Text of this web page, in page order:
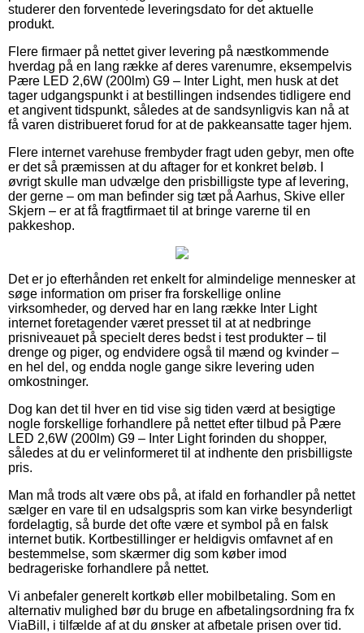
studerer den forventede leveringsdato for det aktuelle
produkt.
Flere firmaer på nettet giver levering på næstkommende
hverdag på en lang række af deres varenumre, eksempelvis
Pære LED 2,6W (200lm) G9 – Inter Light, men husk at det
tager udgangspunkt i at bestillingen indsendes tidligere end
et angivent tidspunkt, således at de sandsynligvis kan nå at
få varen distribueret forud for at de pakkeansatte tager hjem.
Flere internet varehuse frembyder fragt uden gebyr, men ofte
er det så præmissen at du aftager for et konkret beløb. I
øvrigt skulle man udvælge den prisbilligste type af levering,
der gerne – om man befinder sig tæt på Aarhus, Skive eller
Skjern – er at få fragtfirmaet til at bringe varerne til en
pakkeshop.
Det er jo efterhånden ret enkelt for almindelige mennesker at
søge information om priser fra forskellige online
virksomheder, og derved har en lang række Inter Light
internet foretagender været presset til at at nedbringe
prisniveauet på specielt deres bedst i test produkter – til
drenge og piger, og endvidere også til mænd og kvinder –
en hel del, og endda nogle gange sikre levering uden
omkostninger.
Dog kan det til hver en tid vise sig tiden værd at besigtige
nogle forskellige forhandlere på nettet efter tilbud på Pære
LED 2,6W (200lm) G9 – Inter Light forinden du shopper,
således at du er velinformeret til at indhente den prisbilligste
pris.
Man må trods alt være obs på, at ifald en forhandler på nettet
sælger en vare til en udsalgspris som kan virke besynderligt
fordelagtig, så burde det ofte være et symbol på en falsk
internet butik. Kortbestillinger er heldigvis omfavnet af en
bestemmelse, som skærmer dig som køber imod
bedrageriske forhandlere på nettet.
Vi anbefaler generelt kortkøb eller mobilbetaling. Som en
alternativ mulighed bør du bruge en afbetalingsordning fra fx
ViaBill, i tilfælde af at du ønsker at afbetale prisen over tid.